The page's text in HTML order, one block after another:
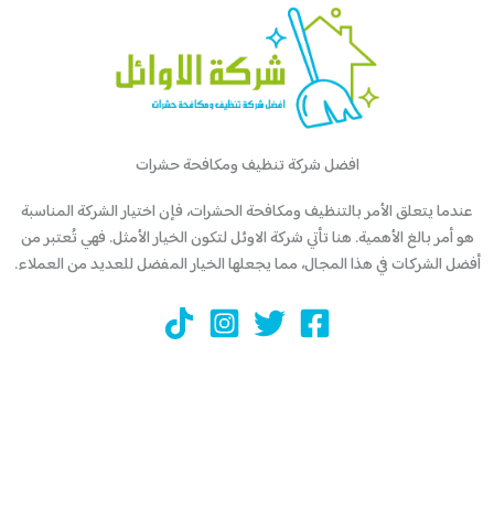
افضل شركة تنظيف ومكافحة حشرات
عندما يتعلق الأمر بالتنظيف ومكافحة الحشرات، فإن اختيار الشركة المناسبة
هو أمر بالغ الأهمية. هنا تأتي شركة الاوئل لتكون الخيار الأمثل. فهي تُعتبر من
أفضل الشركات في هذا المجال، مما يجعلها الخيار المفضل للعديد من العملاء.